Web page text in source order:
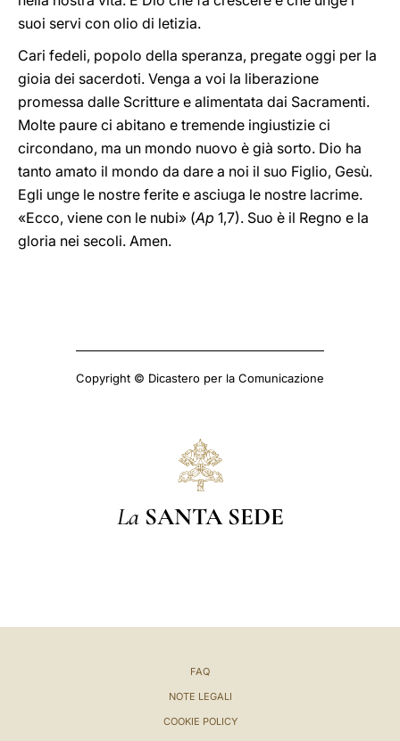
suoi servi con olio di letizia.
Cari fedeli, popolo della speranza, pregate oggi per la
gioia dei sacerdoti. Venga a voi la liberazione
promessa dalle Scritture e alimentata dai Sacramenti.
Molte paure ci abitano e tremende ingiustizie ci
circondano, ma un mondo nuovo è già sorto. Dio ha
tanto amato il mondo da dare a noi il suo Figlio, Gesù.
Egli unge le nostre ferite e asciuga le nostre lacrime.
«Ecco, viene con le nubi» (Ap 1,7). Suo è il Regno e la
gloria nei secoli. Amen.
Copyright © Dicastero per la Comunicazione
La SANTA SEDE
FAQ
NOTE LEGALI
COOKIE POLICY